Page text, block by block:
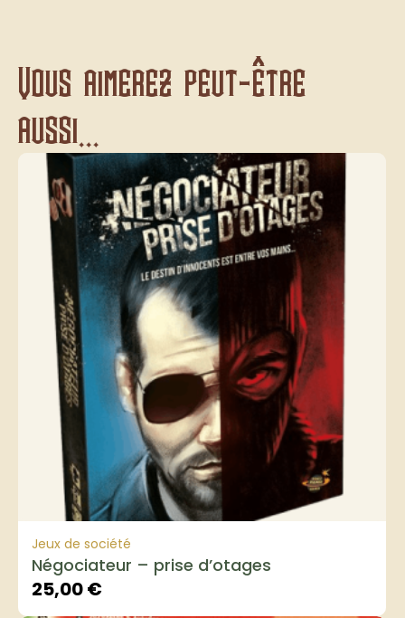
Vous aimerez peut-être
aussi...
Jeux de société
Négociateur – prise d’otages
25,00€